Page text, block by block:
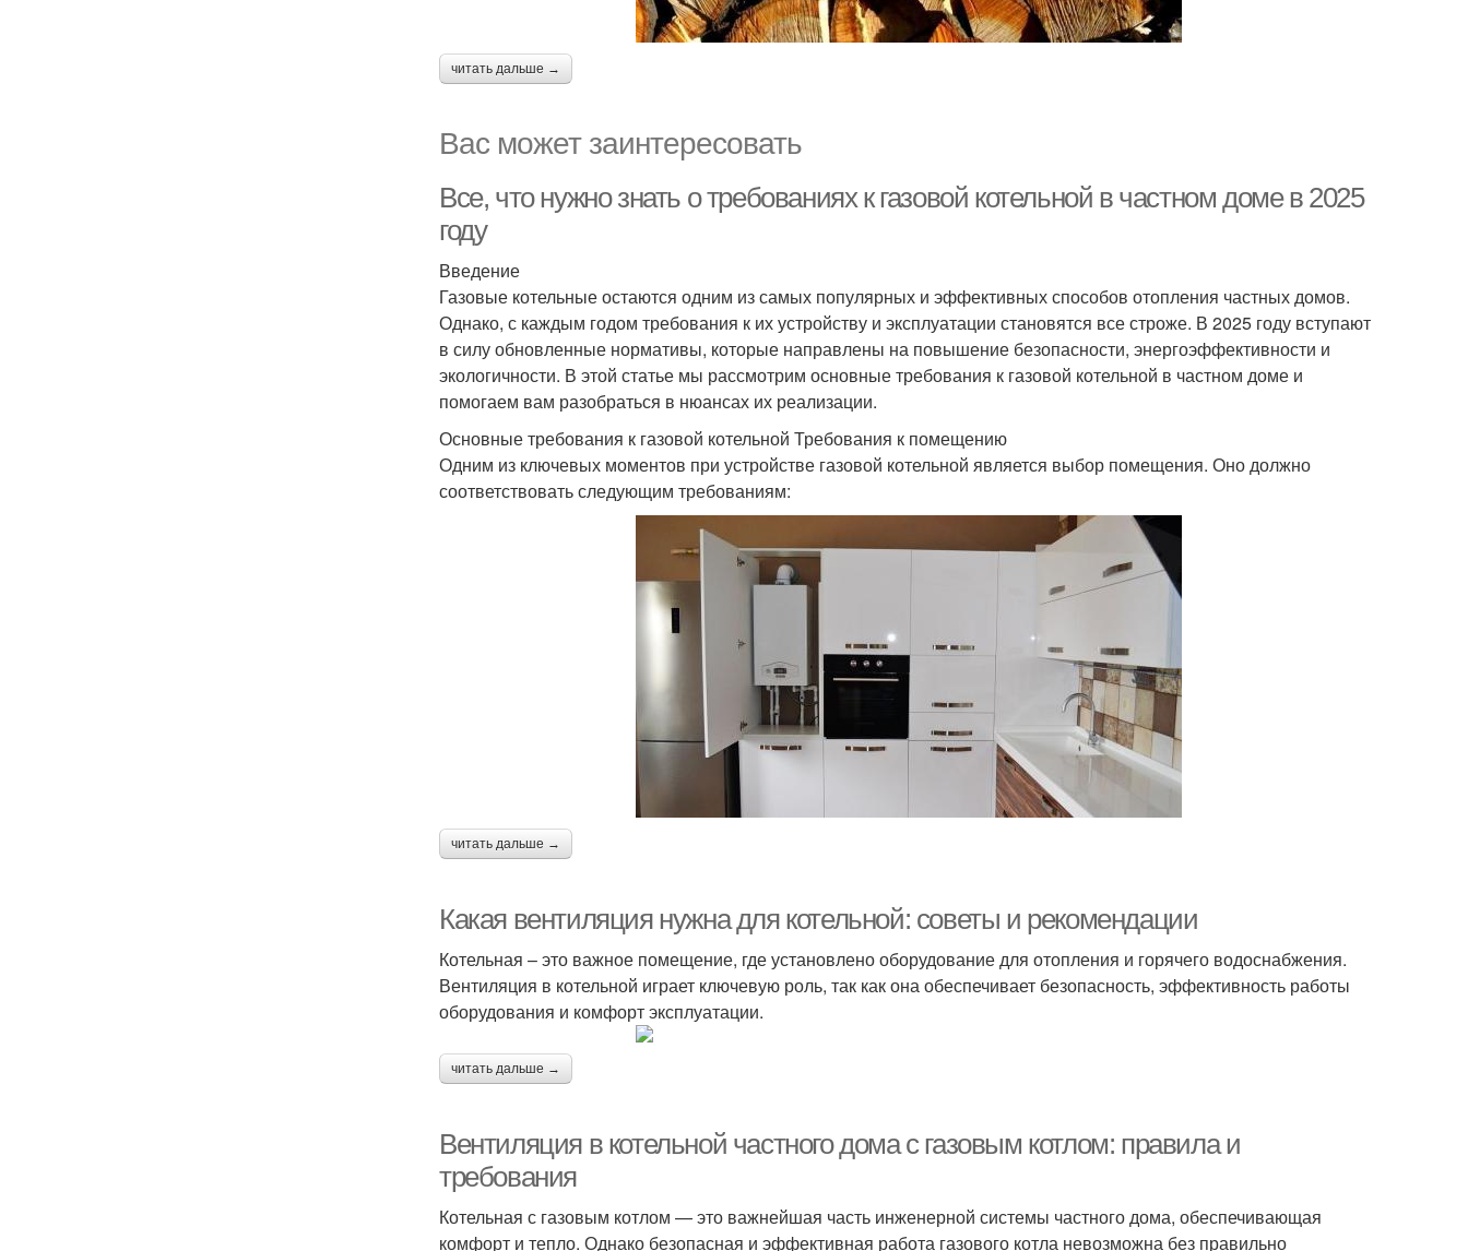
читать дальше →
Вас может заинтересовать
Все, что нужно знать о требованиях к газовой котельной в частном доме в 2025
году
Введение
Газовые котельные остаются одним из самых популярных и эффективных способов отопления частных домов.
Однако, с каждым годом требования к их устройству и эксплуатации становятся все строже. В 2025 году вступают
в силу обновленные нормативы, которые направлены на повышение безопасности, энергоэффективности и
экологичности. В этой статье мы рассмотрим основные требования к газовой котельной в частном доме и
помогаем вам разобраться в нюансах их реализации.
Основные требования к газовой котельной Требования к помещению
Одним из ключевых моментов при устройстве газовой котельной является выбор помещения. Оно должно
соответствовать следующим требованиям:
читать дальше →
Какая вентиляция нужна для котельной: советы и рекомендации
Котельная – это важное помещение, где установлено оборудование для отопления и горячего водоснабжения.
Вентиляция в котельной играет ключевую роль, так как она обеспечивает безопасность, эффективность работы
оборудования и комфорт эксплуатации.
читать дальше →
Вентиляция в котельной частного дома с газовым котлом: правила и
требования
Котельная с газовым котлом — это важнейшая часть инженерной системы частного дома, обеспечивающая
комфорт и тепло. Однако безопасная и эффективная работа газового котла невозможна без правильно